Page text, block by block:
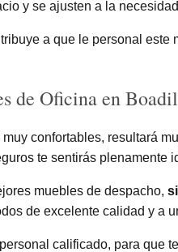
y se ajusten a la
a que le personal
de Oficina en
confortables, resultará
te sentirás plenamente
muebles de despacho,
de excelente calidad y a
calificado, para que